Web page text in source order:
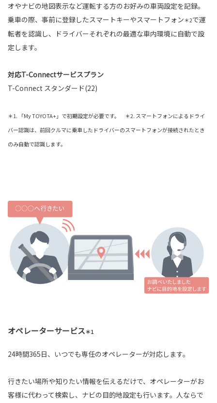
オやナビの地図表示など運転する方のお好みの車両設定を記録。
乗車の際、事前に登録したスマートキーやスマートフォン＊2で運
転者を認識し、ドライバーそれぞれの最適な車内環境に自動で設
定します。
対応T-Connectサービスプラン
T-Connect スタンダード(22)
＊1. 「My TOYOTA+」で初期設定が必要です。 ＊2. スマートフォンによるドライ
バー認識は、前回クルマに乗車したドライバーのスマートフォンが接続されたとき
のみ自動で認識します。
オペレーターサービス＊1
24時間365日、いつでも専任のオペレーターが対応します。
行きたい場所や知りたい情報を伝えるだけで、オペレーターがお
客様に代わって検索し、ナビの目的地設定も行います。人ならで